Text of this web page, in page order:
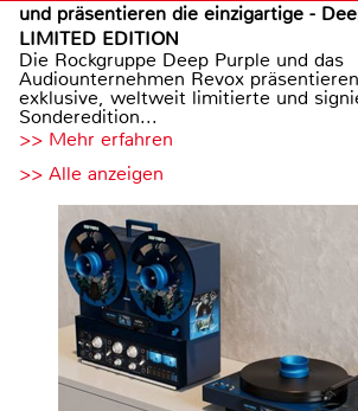
und präsentieren die einzigartige -
LIMITED EDITION
Die Rockgruppe Deep Purple und das
Audiounternehmen Revox
exklusive, weltweit limitierte und
Sonderedition...
>> Mehr erfahren
>> Alle anzeigen